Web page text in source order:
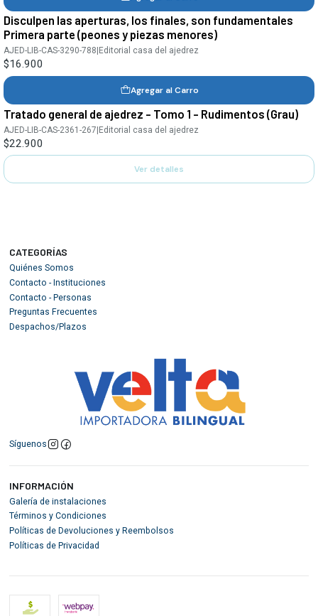
Disculpen las aperturas, los finales, son fundamentales
Primera parte (peones y piezas menores)
AJED-LIB-CAS-3290-788 Editorial casa del ajedrez
$16.900
Agregar al Carro
Agotado
Tratado general de ajedrez - Tomo 1 - Rudimentos (Grau)
AJED-LIB-CAS-2361-267|Editorial casa del ajedrez
$22.900
Ver detalles
CATEGORÍAS
Quiénes Somos
Contacto - Instituciones
Contacto - Personas
Preguntas Frecuentes
Despachos/Plazos
Síguenos
INFORMACIÓN
Galería de instalaciones
Términos y Condiciones
Políticas de Devoluciones y Reembolsos
Políticas de Privacidad